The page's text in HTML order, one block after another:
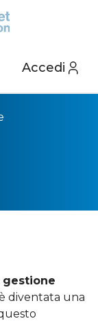
Accedi
gestione
diventata una